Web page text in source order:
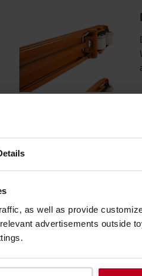
as well as provide
advertisements outside